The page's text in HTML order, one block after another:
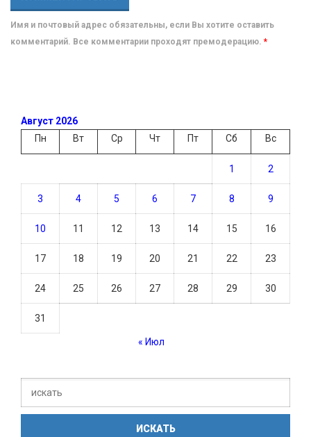
Имя и почтовый адрес обязательны, если Вы хотите оставить
комментарий. Все комментарии проходят премодерацию. *
Август 2026
Пн
Вт Ср Чт Пт Сб Вс
1 2
3 4 5 6 7 8 9
10 11 12 13 14 15 16
17 18 19 20 21 22 23
24 25 26 27 28 29 30
31
« Июл